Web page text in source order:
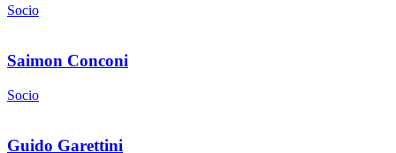
Socio
Saimon Conconi
Socio
Guido Garettini